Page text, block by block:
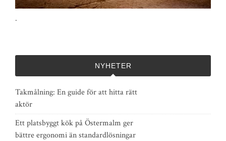
.
NYHETER
Takmålning: En guide för att hitta rätt
aktör
Ett platsbyggt kök på Östermalm ger
bättre ergonomi än standardlösningar